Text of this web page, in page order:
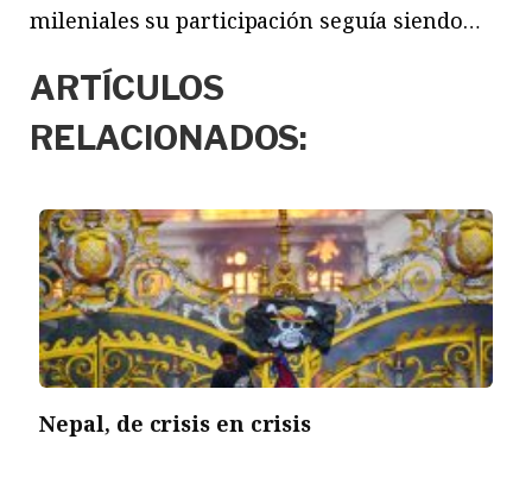
mileniales su participación seguía siendo…
ARTÍCULOS
RELACIONADOS:
Nepal, de crisis en crisis